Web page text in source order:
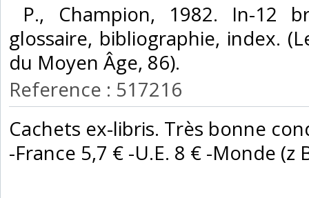
P., Champion, 1982. In-12
glossaire, bibliographie, index.
du Moyen Âge, 86). ‎
Reference : 517216
‎Cachets ex-libris. Très bonne
-France 5,7 € -U.E. 8 € -Monde (z